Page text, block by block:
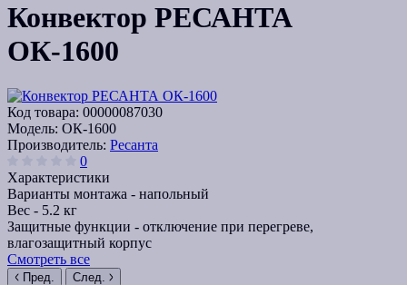
Конвектор РЕСАНТА
ОК-1600
Код товара: 00000087030
Модель: ОК-1600
Производитель: Ресанта
0
Характеристики
Варианты монтажа - напольный
Вес - 5.2 кг
Защитные функции - отключение при перегреве,
влагозащитный корпус
Смотреть все
Пред. След.